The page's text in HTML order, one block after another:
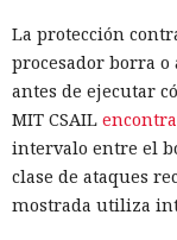
Un correo de
persona si a su
demostró
en la
cómo una
La protección
procesador borra o
antes de ejecutar
MIT CSAIL
intervalo entre el
clase de ataques
mostrada utiliza